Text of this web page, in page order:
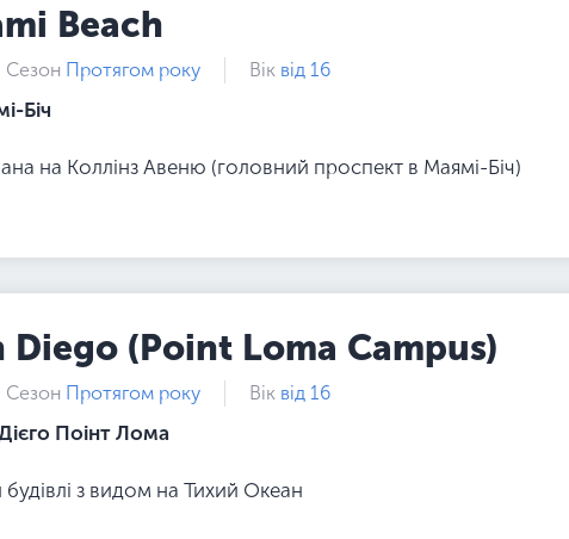
Beach
Сезон Протягом року Вік від 16
Біч
на Коллінз Авеню (головний проспект в Маямі-Біч)
(Point Loma Campus)
Сезон Протягом року Вік від 16
Поінт Лома
з видом на Тихий Океан